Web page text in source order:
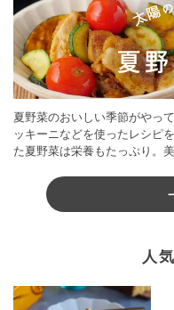
夏野菜のおいしい季節がやっ
ッキーニなどを使ったレシピ
た夏野菜は栄養もたっぷり。
人